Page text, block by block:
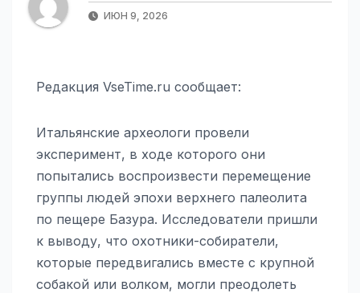
ИЮН 9, 2026
Редакция VseTime.ru сообщает:
Итальянские археологи провели
эксперимент, в ходе которого они
попытались воспроизвести перемещение
группы людей эпохи верхнего палеолита
по пещере Базура. Исследователи пришли
к выводу, что охотники-собиратели,
которые передвигались вместе с крупной
собакой или волком, могли преодолеть